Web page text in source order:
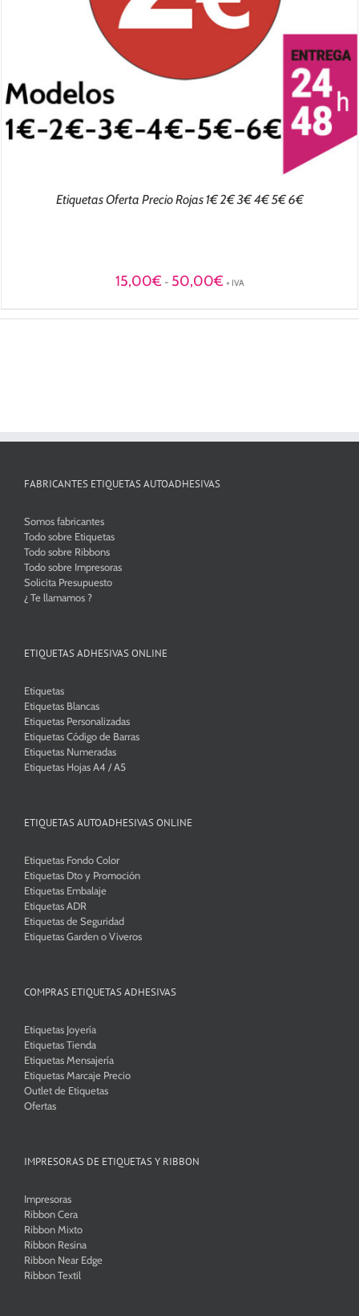
Etiquetas Oferta Precio Rojas 1€ 2€ 3€ 4€ 5€ 6€
15,00€ - 50,00€Rango
+ IVA
FABRICANTES ETIQUETAS AUTOADHESIVAS
Somos fabricantes
Todo sobre Etiquetas
Todo sobre Ribbons
Todo sobre Impresoras
Solicita Presupuesto
¿ Te llamamos ?
ETIQUETAS ADHESIVAS ONLINE
Etiquetas
Etiquetas Blancas
Etiquetas Personalizadas
Etiquetas Código de Barras
Etiquetas Numeradas
Etiquetas Hojas A4 / A5
ETIQUETAS AUTOADHESIVAS ONLINE
Etiquetas Fondo Color
Etiquetas Dto y Promoción
Etiquetas Embalaje
Etiquetas ADR
Etiquetas de Seguridad
Etiquetas Garden o Viveros
COMPRAS ETIQUETAS ADHESIVAS
Etiquetas Joyería
Etiquetas Tienda
Etiquetas Mensajería
Etiquetas Marcaje Precio
Outlet de Etiquetas
Ofertas
IMPRESORAS DE ETIQUETAS Y RIBBON
Impresoras
Ribbon Cera
Ribbon Mixto
Ribbon Resina
Ribbon Near Edge
Ribbon Textil